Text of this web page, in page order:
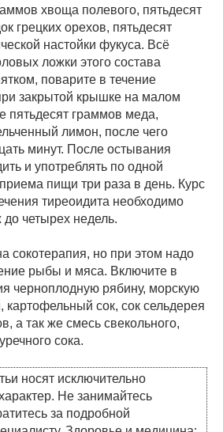
хвоща полевого, пятьдесят
грецких орехов, пятьдесят
настойки фукуса. Всё
ложки этого состава
поварите в течение
закрытой крышке на малом
пятьдесят граммов меда,
лимон, после чего
минут. После остывания
и употреблять по одной
пищи три раза в день. Курс
тиреоидита необходимо
до четырех недель.
сокотерапия, но при этом надо
рыбы и мяса. Включите в
черноплодную рябину, морскую
картофельный сок, сок сельдерея
а так же смесь свекольного,
сока.
носят исключительно
Не занимайтесь
за подробной